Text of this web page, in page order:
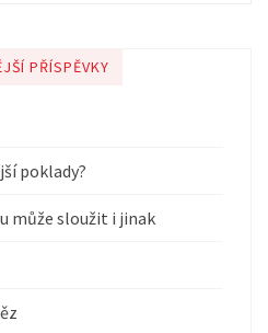
PŘÍSPĚVKY
poklady?
může sloužit i jinak